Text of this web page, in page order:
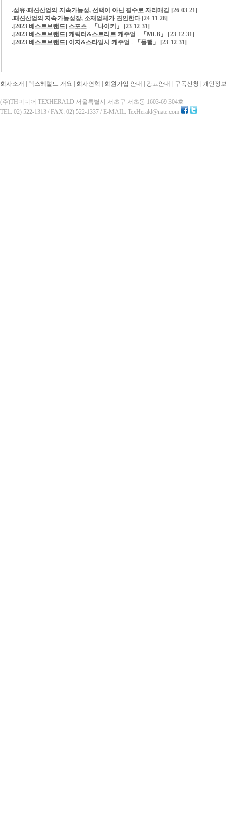
.섬유·패션산업의 지속가능성, 선택이 아닌 필수로 자리매김 [26-03-21]
.패션산업의 지속가능성장, 소재업체가 견인한다 [24-11-28]
.[2023 베스트브랜드] 스포츠 - 「나이키」
[23-12-31]
.[2023 베스트브랜드] 캐릭터&스트리트 캐주얼 - 「MLB」
[23-12-31]
.[2023 베스트브랜드] 이지&스타일시 캐주얼 - 「폴햄」 [23-12-31]
회사소개 텍스헤럴드 개요 회사연혁 회원가입 안내 광고안내 구독신청 개인정
(주)TH미디어 TEXHERALD 서울특별시 서초구 서초동 1603-69 304호
TEL: 02) 522-1313 / FAX: 02) 522-1337 / E-MAIL: TexHerald@nate.com